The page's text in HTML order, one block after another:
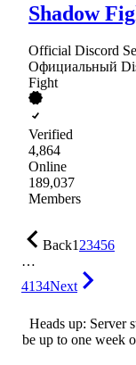
Shadow
Official Discord
Официальный
Fight
Verified
4,864
Online
189,037
Members
Back123456
…
4134Next
Heads up: Server
be up to one week